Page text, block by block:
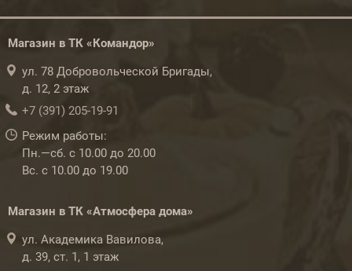
Магазин в ТК «Командор»
ул. 78 Добровольческой Бригады,
д. 12, 2 этаж
+7 (391) 205-19-91
Режим работы:
Пн.—сб. с 10.00 до 20.00
Вс. с 10.00 до 19.00
Магазин в ТК «Атмосфера дома»
ул. Академика Вавилова,
д. 39, ст. 1, 1 этаж